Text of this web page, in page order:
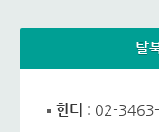
탈
한터 : 02-